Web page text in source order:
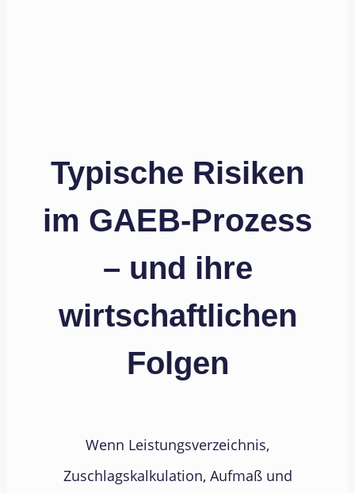
Typische Risiken
im GAEB-Prozess
– und ihre
wirtschaftlichen
Folgen
Wenn Leistungsverzeichnis,
Zuschlagskalkulation, Aufmaß und